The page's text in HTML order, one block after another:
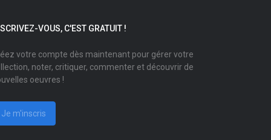
VOUS, C'EST GRATUIT !
votre compte dès maintenant pour gérer votre
noter, critiquer, commenter et découvrir de
oeuvres !
Je m'inscris